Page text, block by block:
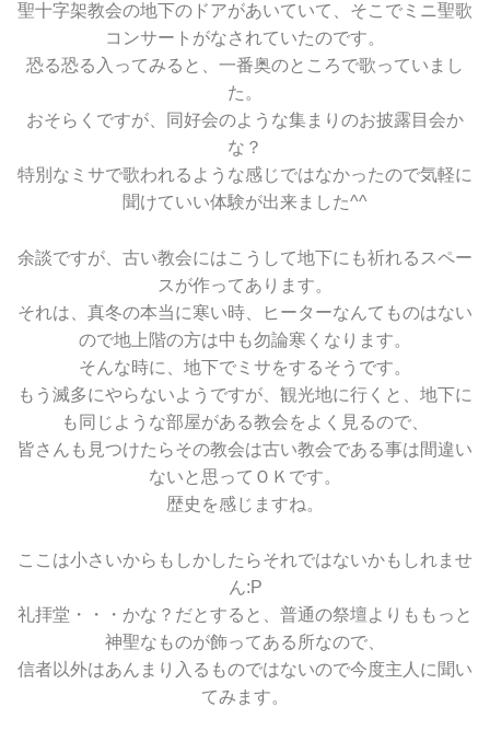
聖十字架教会の地下のドアがあいていて、そこでミニ聖歌
コンサートがなされていたのです。
恐る恐る入ってみると、一番奥のところで歌っていまし
た。
おそらくですが、同好会のような集まりのお披露目会か
な？
特別なミサで歌われるような感じではなかったので気軽に
聞けていい体験が出来ました^^
余談ですが、古い教会にはこうして地下にも祈れるスペー
スが作ってあります。
それは、真冬の本当に寒い時、ヒーターなんてものはない
ので地上階の方は中も勿論寒くなります。
そんな時に、地下でミサをするそうです。
もう滅多にやらないようですが、観光地に行くと、地下に
も同じような部屋がある教会をよく見るので、
皆さんも見つけたらその教会は古い教会である事は間違い
ないと思ってＯＫです。
歴史を感じますね。
ここは小さいからもしかしたらそれではないかもしれませ
ん:P
礼拝堂・・・かな？だとすると、普通の祭壇よりももっと
神聖なものが飾ってある所なので、
信者以外はあんまり入るものではないので今度主人に聞い
てみます。